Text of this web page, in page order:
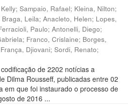
; Sampaio, Rafael; Kleina, Nilton;
Braga, Leila; Anacleto, Helen; Lopes,
Paulo; Antonelli, Diego;
; Franco, Crislaine; Borges,
França, Djiovani; Sordi, Renato;
de 2202 notícias a
Dilma Rousseff, publicadas entre 02
em que foi instaurado o processo de
de 2016 ...